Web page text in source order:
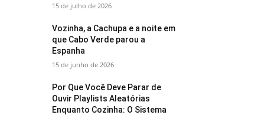
15 de julho de 2026
Vozinha, a Cachupa e a noite em
que Cabo Verde parou a
Espanha
15 de junho de 2026
Por Que Você Deve Parar de
Ouvir Playlists Aleatórias
Enquanto Cozinha: O Sistema